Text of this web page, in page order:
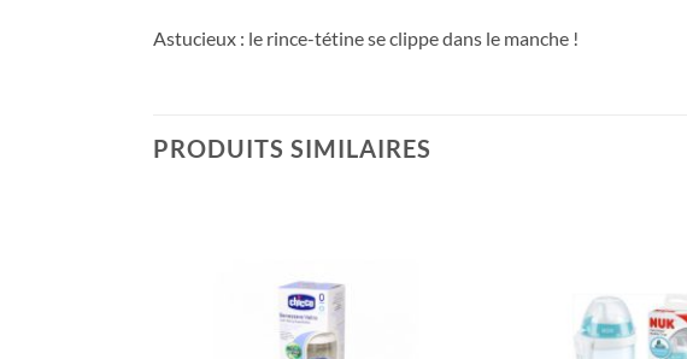
Astucieux : le rince-tétine se clippe dans le manche !
PRODUITS SIMILAIRES